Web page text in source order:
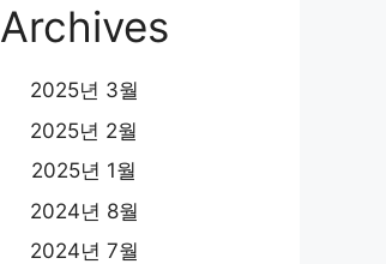
Archives
2025년 3월
2025년 2월
2025년 1월
2024년 8월
2024년 7월